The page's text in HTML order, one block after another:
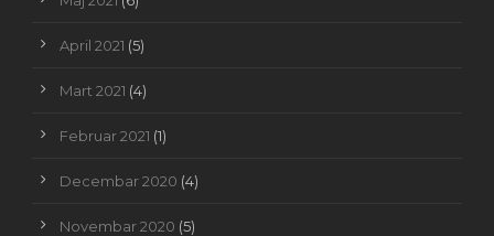
April 2021 (5)
Mart 2021 (4)
Februar 2021 (1)
Decembar 2020 (4)
Novembar 2020 (5)